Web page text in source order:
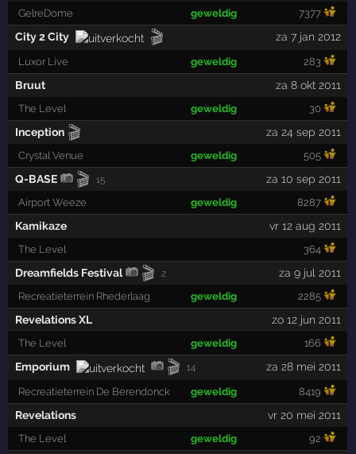
GelreDome geweldig 7377
City 2 City 🎬 za 7 jan 2012
Luxor Live geweldig 283
Bruut za 8 okt 2011
The Level geweldig 30
Inception 🎬 za 24 sep 2011
Crystal Venue geweldig 505
Q-BASE 🎬 15 za 10 sep 2011
Airport Weeze geweldig 8287
Kamikaze vr 12 aug 2011
The Level 364
Dreamfields Festival 🎬 2 za 9 jul 2011
Recreatieterrein Rhederlaag geweldig 2285
Revelations XL zo 12 jun 2011
The Level geweldig 166
Emporium 🎬 14 za 28 mei 2011
Recreatieterrein De Berendonck geweldig 8419
Revelations vr 20 mei 2011
The Level geweldig 92